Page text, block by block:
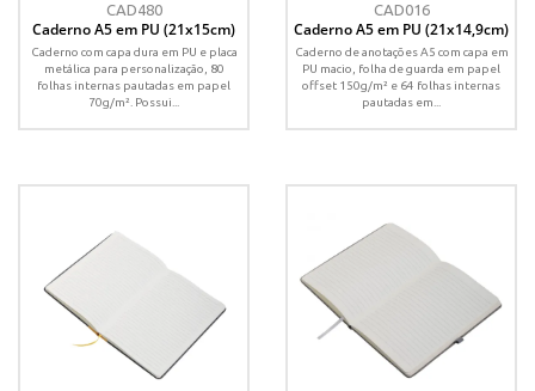
CAD480
Caderno A5 em PU (21x15cm)
Caderno com capa dura em PU e placa
metálica para personalização, 80
folhas internas pautadas em papel
70g/m². Possui...
CAD016
Caderno A5 em PU (21x14,9cm)
Caderno de anotações A5 com capa em
PU macio, folha de guarda em papel
offset 150g/m² e 64 folhas internas
pautadas em...